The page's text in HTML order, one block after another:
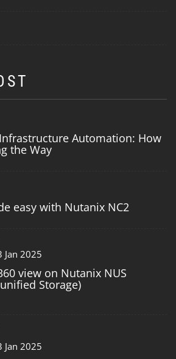
Automation: How
the Way
easy with Nutanix NC2
Jan 2025
view on Nutanix NUS
Storage)
Jan 2025